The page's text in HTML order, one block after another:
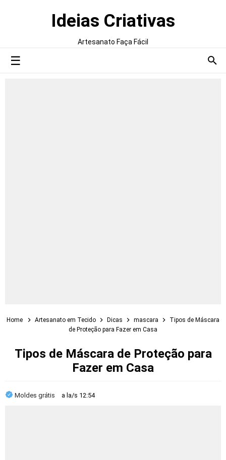
Ideias Criativas
Artesanato Faça Fácil
Home Artesanato em Tecido Dicas mascara
Tipos de Máscara
de Proteção para Fazer em Casa
Tipos de Máscara de Proteção para
Fazer em Casa
Moldes grátis a la/s 12:54